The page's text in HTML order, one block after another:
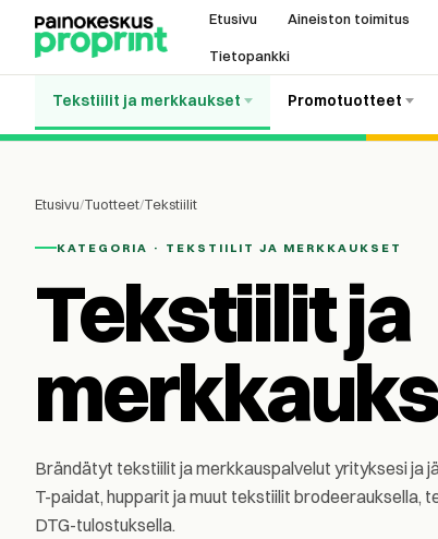
Etusivu Aineiston toimitus
Tietopankki
Tekstiilit ja merkkaukset Promotuotteet
Etusivu/Tuotteet/Tekstiilit
KATEGORIA · TEKSTIILIT JA MERKKAUKSET
Tekstiilit ja
Brändätyt tekstiilit ja merkkauspalvelut yrityksesi ja
T-paidat, hupparit ja muut tekstiilit brodeerauksella,
DTG-tulostuksella.